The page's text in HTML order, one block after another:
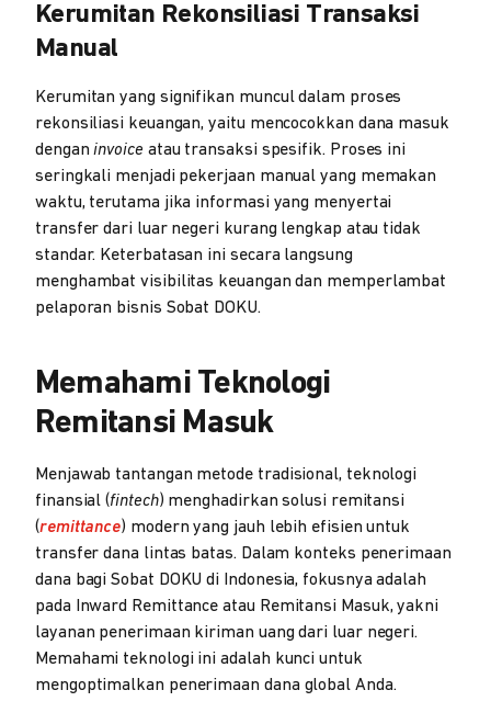
Kerumitan Rekonsiliasi Transaksi
Manual
Kerumitan yang signifikan muncul dalam proses
rekonsiliasi keuangan, yaitu mencocokkan dana masuk
denganinvoice atau transaksi spesifik. Proses ini
seringkali menjadi pekerjaan manual yang memakan
waktu, terutama jika informasi yang menyertai
transfer dari luar negeri kurang lengkap atau tidak
standar. Keterbatasan ini secara langsung
menghambat visibilitas keuangan dan memperlambat
pelaporan bisnis Sobat DOKU.
Memahami Teknologi
Remitansi Masuk
Menjawab tantangan metode tradisional, teknologi
finansial (fintech) menghadirkan solusi remitansi
(remittance) modern yang jauh lebih efisien untuk
transfer dana lintas batas. Dalam konteks penerimaan
dana bagi Sobat DOKU di Indonesia, fokusnya adalah
pada Inward Remittance atau Remitansi Masuk, yakni
layanan penerimaan kiriman uang dari luar negeri.
Memahami teknologi ini adalah kunci untuk
mengoptimalkan penerimaan dana global Anda.